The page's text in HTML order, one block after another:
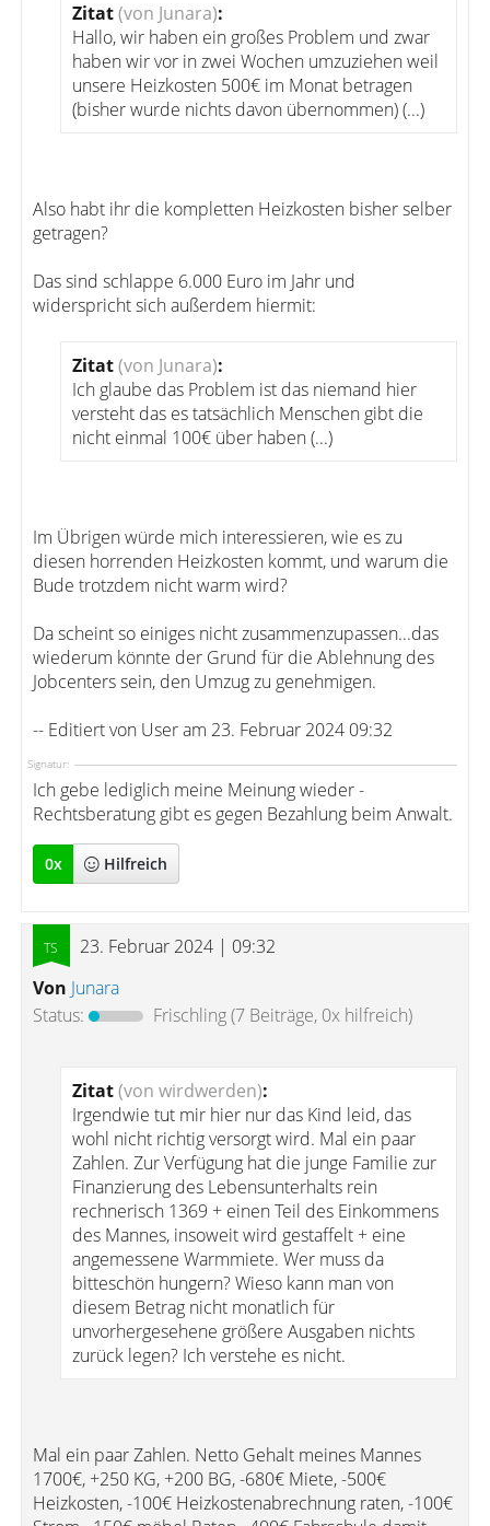
Zitat(von Junara):
Hallo, wir haben ein großes Problem und zwar
haben wir vor in zwei Wochen umzuziehen weil
unsere Heizkosten 500€ im Monat betragen
(bisher wurde nichts davon übernommen) (...)
Also habt ihr die kompletten Heizkosten bisher selber
getragen?
Das sind schlappe 6.000 Euro im Jahr und
widerspricht sich außerdem hiermit:
Zitat(von Junara):
Ich glaube das Problem ist das niemand hier
versteht das es tatsächlich Menschen gibt die
nicht einmal 100€ über haben (...)
Im Übrigen würde mich interessieren, wie es zu
diesen horrenden Heizkosten kommt, und warum die
Bude trotzdem nicht warm wird?
Da scheint so einiges nicht zusammenzupassen...das
wiederum könnte der Grund für die Ablehnung des
Jobcenters sein, den Umzug zu genehmigen.
-- Editiert von User am 23. Februar 2024 09:32
Signatur:
Ich gebe lediglich meine Meinung wieder -
Rechtsberatung gibt es gegen Bezahlung beim Anwalt.
0x Hilfreich
23. Februar 2024 | 09:32
Von Junara
Status:
Frischling(7 Beiträge, 0x hilfreich)
Zitat(von wirdwerden):
Irgendwie tut mir hier nur das Kind leid, das
wohl nicht richtig versorgt wird. Mal ein paar
Zahlen. Zur Verfügung hat die junge Familie zur
Finanzierung des Lebensunterhalts rein
rechnerisch 1369 + einen Teil des Einkommens
des Mannes, insoweit wird gestaffelt + eine
angemessene Warmmiete. Wer muss da
bitteschön hungern? Wieso kann man von
diesem Betrag nicht monatlich für
unvorhergesehene größere Ausgaben nichts
zurück legen? Ich verstehe es nicht.
Mal ein paar Zahlen. Netto Gehalt meines Mannes
1700€, +250 KG, +200 BG, -680€ Miete, -500€
Heizkosten, -100€ Heizkostenabrechnung raten, -100€